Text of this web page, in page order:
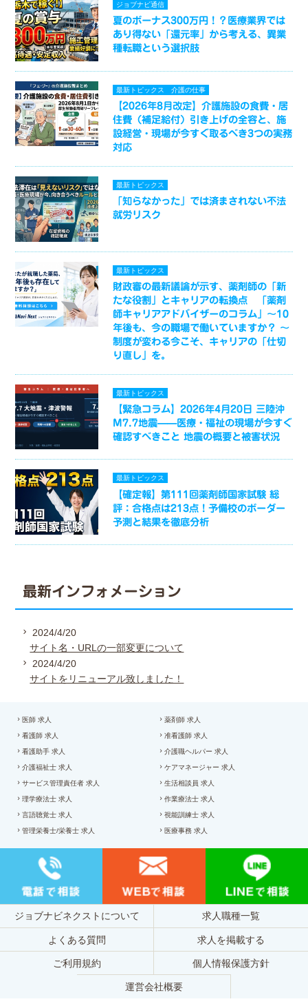
ジョブナビ通信
夏のボーナス300万円！？医療業界では
あり得ない「還元率」から考える、異業
種転職という選択肢
最新トピックス 介護の仕事
【2026年8月改定】介護施設の食費・居
住費（補足給付）引き上げの全容と、施
設経営・現場が今すぐ取るべき3つの実務
対応
最新トピックス
「知らなかった」では済まされない不法
就労リスク
最新トピックス
財政審の最新議論が示す、薬剤師の「新
たな役割」とキャリアの転換点 「薬剤
師キャリアアドバイザーのコラム」～10
年後も、今の職場で働いていますか？ ～
制度が変わる今こそ、キャリアの「仕切
り直し」を。
最新トピックス
【緊急コラム】2026年4月20日 三陸沖
M7.7地震——医療・福祉の現場が今すぐ
確認すべきこと 地震の概要と被害状況
最新トピックス
【確定報】第111回薬剤師国家試験 総
評：合格点は213点！予備校のボーダー
予測と結果を徹底分析
最新インフォメーション
2024/4/20
サイト名・URLの一部変更について
2024/4/20
サイトをリニューアル致しました！
医師 求人 薬剤師 求人
看護師 求人 准看護師 求人
看護助手 求人 介護職ヘルパー 求人
介護福祉士 求人 ケアマネージャー 求人
サービス管理責任者 求人 生活相談員 求人
理学療法士 求人 作業療法士 求人
言語聴覚士 求人 視能訓練士 求人
管理栄養士/栄養士 求人 医療事務 求人
ジョブナビネクストについて 求人職種一覧
よくある質問 求人を掲載する
ご利用規約 個人情報保護方針
運営会社概要